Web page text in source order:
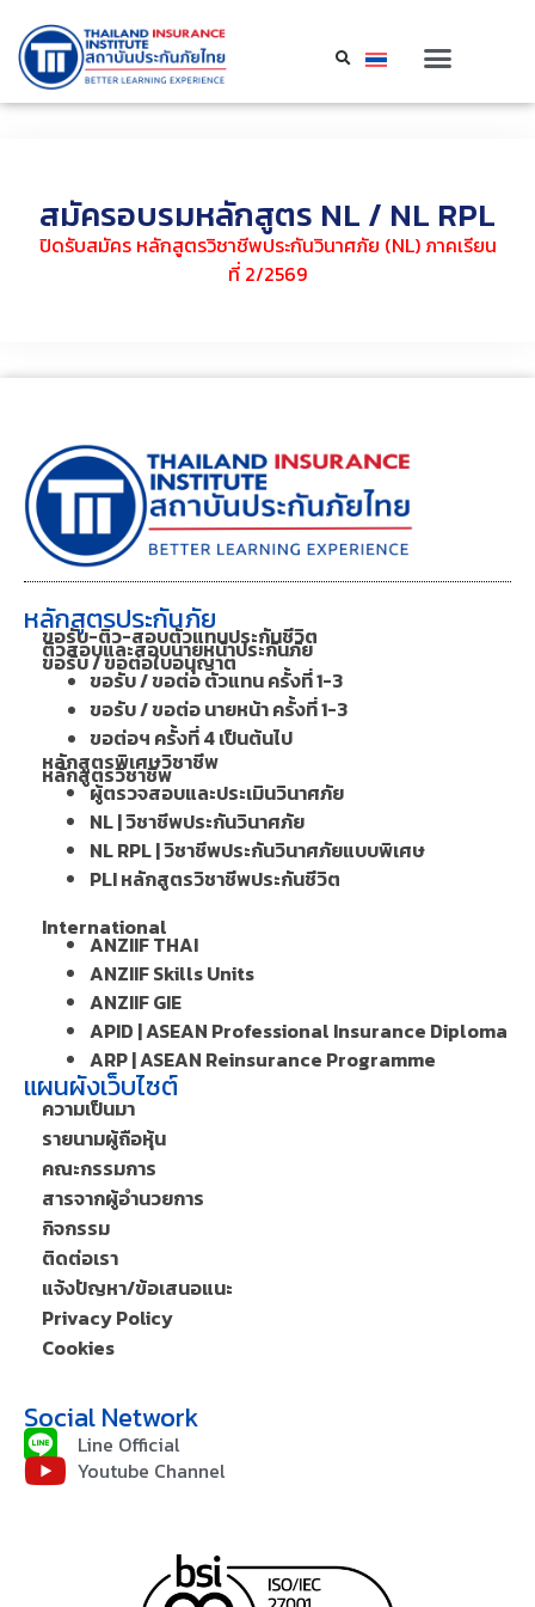
สมัครอบรมหลักสูตร NL / NL RPL
ปิดรับสมัคร หลักสูตรวิชาชีพประกันวินาศภัย (NL) ภาคเรียน
ที่ 2/2569
หลักสูตรประกันภัย
ขอรับ-ติว-สอบตัวแทนประกันชีวิต
ติวสอบและสอบนายหน้าประกันภัย
ขอรับ / ขอต่อใบอนุญาต
ขอรับ / ขอต่อ ตัวแทน ครั้งที่ 1-3
ขอรับ / ขอต่อ นายหน้า ครั้งที่ 1-3
ขอต่อฯ ครั้งที่ 4 เป็นต้นไป
หลักสูตรพิเศษวิชาชีพ
หลักสูตรวิชาชีพ
ผู้ตรวจสอบและประเมินวินาศภัย
NL | วิชาชีพประกันวินาศภัย
NL RPL | วิชาชีพประกันวินาศภัยแบบพิเศษ
PLI หลักสูตรวิชาชีพประกันชีวิต
International
ANZIIF THAI
ANZIIF Skills Units
ANZIIF GIE
APID | ASEAN Professional Insurance Diploma
ARP | ASEAN Reinsurance Programme
แผนผังเว็บไซต์
ความเป็นมา
รายนามผู้ถือหุ้น
คณะกรรมการ
สารจากผู้อำนวยการ
กิจกรรม
ติดต่อเรา
แจ้งปัญหา/ข้อเสนอแนะ
Privacy Policy
Cookies
Social Network
Line Official
Youtube Channel